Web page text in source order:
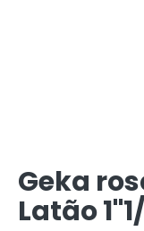
Geka
Latão